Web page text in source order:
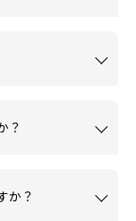
？
か？